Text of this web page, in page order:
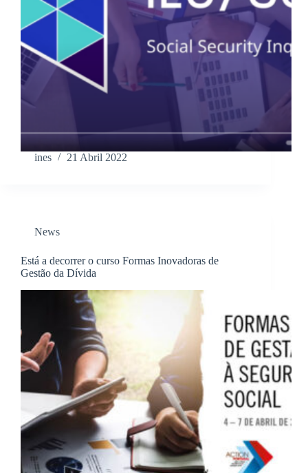
ines 21 Abril 2022
News
Está a decorrer o curso Formas Inovadoras de
Gestão da Dívida